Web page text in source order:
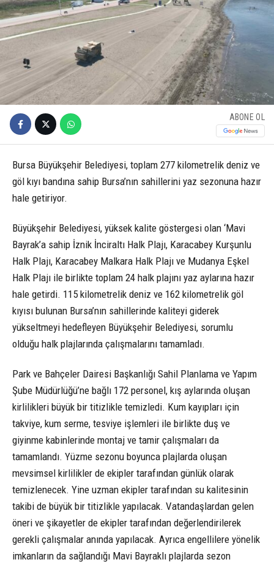
ABONE OL
Bursa Büyükşehir Belediyesi, toplam 277 kilometrelik deniz ve
göl kıyı bandına sahip Bursa’nın sahillerini yaz sezonuna hazır
hale getiriyor.
Büyükşehir Belediyesi, yüksek kalite göstergesi olan ‘Mavi
Bayrak’a sahip İznik İnciraltı Halk Plajı, Karacabey Kurşunlu
Halk Plajı, Karacabey Malkara Halk Plajı ve Mudanya Eşkel
Halk Plajı ile birlikte toplam 24 halk plajını yaz aylarına hazır
hale getirdi. 115 kilometrelik deniz ve 162 kilometrelik göl
kıyısı bulunan Bursa’nın sahillerinde kaliteyi giderek
yükseltmeyi hedefleyen Büyükşehir Belediyesi, sorumlu
olduğu halk plajlarında çalışmalarını tamamladı.
Park ve Bahçeler Dairesi Başkanlığı Sahil Planlama ve Yapım
Şube Müdürlüğü’ne bağlı 172 personel, kış aylarında oluşan
kirlilikleri büyük bir titizlikle temizledi. Kum kayıpları için
takviye, kum serme, tesviye işlemleri ile birlikte duş ve
giyinme kabinlerinde montaj ve tamir çalışmaları da
tamamlandı. Yüzme sezonu boyunca plajlarda oluşan
mevsimsel kirlilikler de ekipler tarafından günlük olarak
temizlenecek. Yine uzman ekipler tarafından su kalitesinin
takibi de büyük bir titizlikle yapılacak. Vatandaşlardan gelen
öneri ve şikayetler de ekipler tarafından değerlendirilerek
gerekli çalışmalar anında yapılacak. Ayrıca engellilere yönelik
imkanların da sağlandığı Mavi Bayraklı plajlarda sezon